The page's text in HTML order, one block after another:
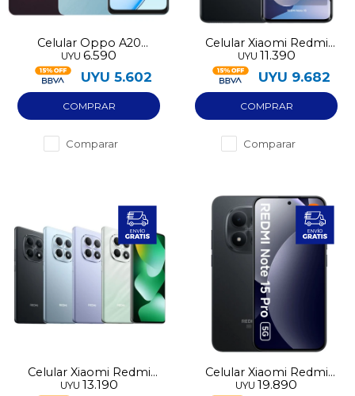
Celular Oppo A20
128GB
UYU 6.590
UYU 5.602
Comparar
Celular Xiaomi Redmi
Note 15 128GB 4G
UYU 11.390
UYU 9.682
Comparar
Celular Xiaomi Redmi
Note 15 256GB 4G
UYU 13.190
Celular Xiaomi Redmi
Note 15 Pro 5G 256GB
UYU 19.890